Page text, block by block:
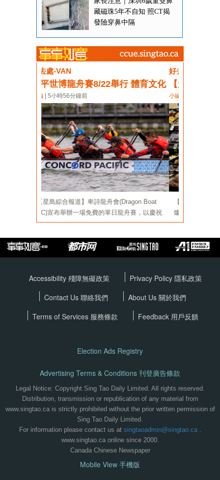
Accessibility 殘障無礙政策 Privacy Policy 隱私政策
Contact Us 聯絡我們
About Us 關於我們
Terms of Services 服務條款 Feedback 用戶反饋
Election Ads Registry
Advertising Terms & Conditions 刊登廣告條款
Legal Notice: Copyright Sing Tao Daily Limited. All rights reserved.
Distribution, transmission or republication of any material from
www.singtao.ca is strictly prohibited without the prior written permission of
Sing Tao Daily Limited.
For information please contact us at singtaoadmin@singtao.ca.
www.singtao.ca online since 2000.
Canada Chinese Newspaper
Mobile View 手機版